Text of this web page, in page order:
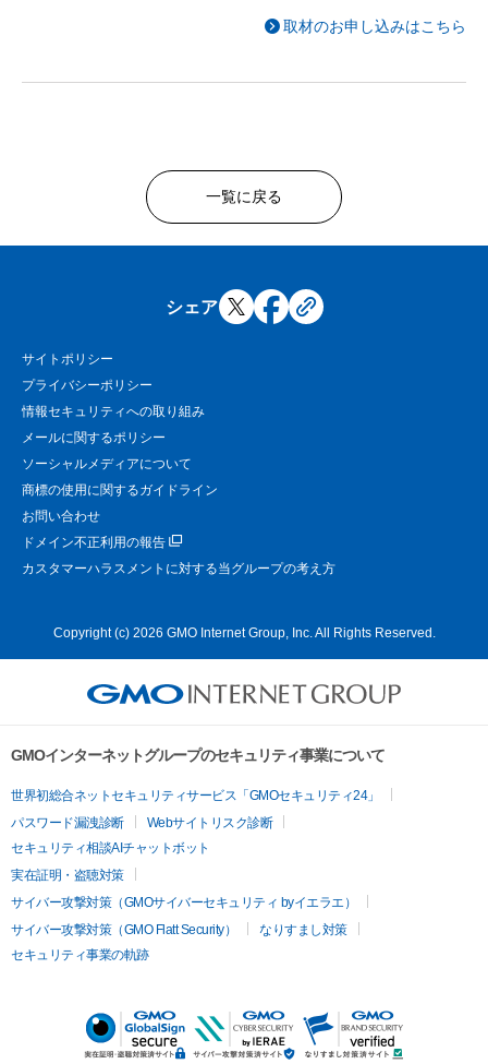
取材のお申し込みはこちら
一覧に戻る
シェア
サイトポリシー
プライバシーポリシー
情報セキュリティへの取り組み
メールに関するポリシー
ソーシャルメディアについて
商標の使用に関するガイドライン
お問い合わせ
ドメイン不正利用の報告
カスタマーハラスメントに対する当グループの考え方
Copyright (c) 2026 GMO Internet Group, Inc. All Rights Reserved.
GMOインターネットグループのセキュリティ事業について
世界初総合ネットセキュリティサービス「GMOセキュリティ24」
パスワード漏洩診断
Webサイトリスク診断
セキュリティ相談AIチャットボット
実在証明・盗聴対策
サイバー攻撃対策（GMOサイバーセキュリティ byイエラエ）
サイバー攻撃対策（GMO Flatt Security）
なりすまし対策
セキュリティ事業の軌跡